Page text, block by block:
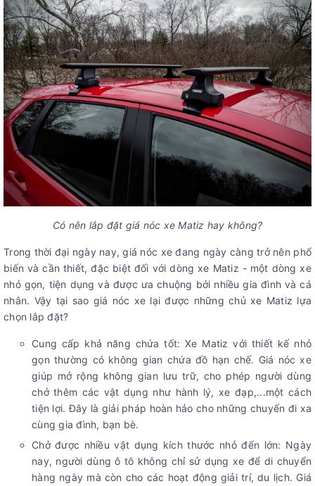
Có nên lắp đặt giá nóc xe Matiz hay không?
Trong thời đại ngày nay, giá nóc xe đang ngày càng trở nên phổ
biến và cần thiết, đặc biệt đối với dòng xe Matiz - một dòng xe
nhỏ gọn, tiện dụng và được ưa chuộng bởi nhiều gia đình và cá
nhân. Vậy tại sao giá nóc xe lại được những chủ xe Matiz lựa
chọn lắp đặt?
Cung cấp khả năng chứa tốt: Xe Matiz với thiết kế nhỏ
gọn thường có không gian chứa đồ hạn chế. Giá nóc xe
giúp mở rộng không gian lưu trữ, cho phép người dùng
chở thêm các vật dụng như hành lý, xe đạp,...một cách
tiện lợi. Đây là giải pháp hoàn hảo cho những chuyến đi xa
cùng gia đình, bạn bè.
Chở được nhiều vật dụng kích thước nhỏ đến lớn: Ngày
nay, người dùng ô tô không chỉ sử dụng xe để di chuyển
hàng ngày mà còn cho các hoạt động giải trí, du lịch. Giá